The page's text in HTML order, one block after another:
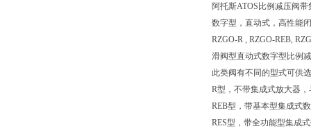
阿托斯ATOS比例减压阀
数字型，直动式，高性能
RZGO-R , RZGO-REB,
滑阀型直动式数字型比例
此类阀有不同的型式可供
R型，不带集成式放大器
REB型，带基本型集成式
RES型，带全功能型集成